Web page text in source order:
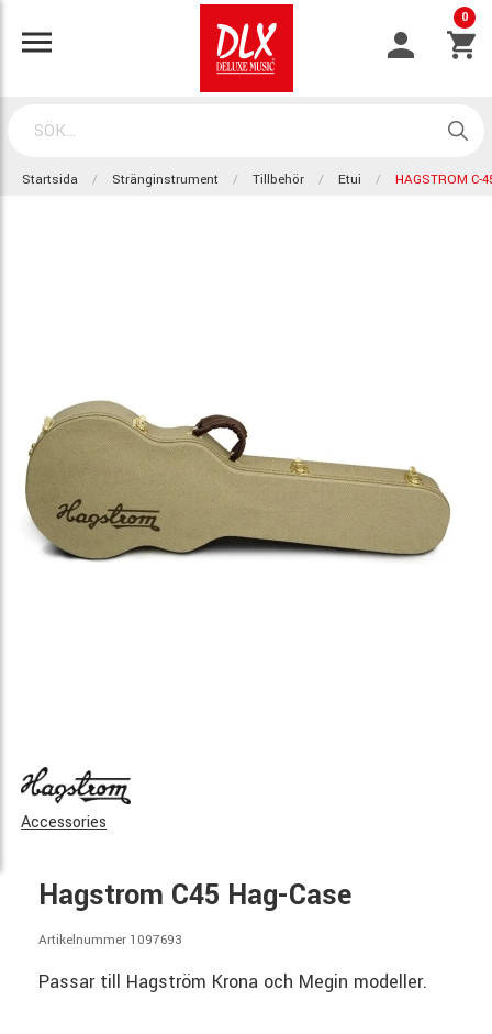
0
Startsida Stränginstrument Tillbehör Etui HAGSTROM C-
Accessories
Hagstrom C45 Hag-Case
Artikelnummer 1097693
Passar till Hagström Krona och Megin modeller.